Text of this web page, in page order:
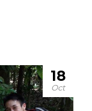
18
Oct